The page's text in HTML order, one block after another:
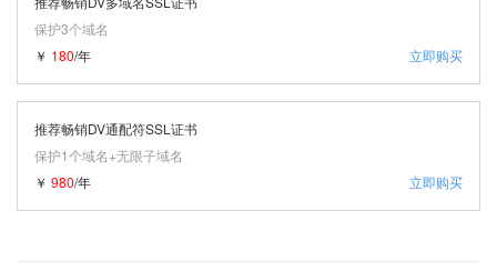
保护3个域名
立即购买
￥ 180/年
推荐畅销DV通配符SSL证书
保护1个域名+无限子域名
立即购买
￥ 980/年